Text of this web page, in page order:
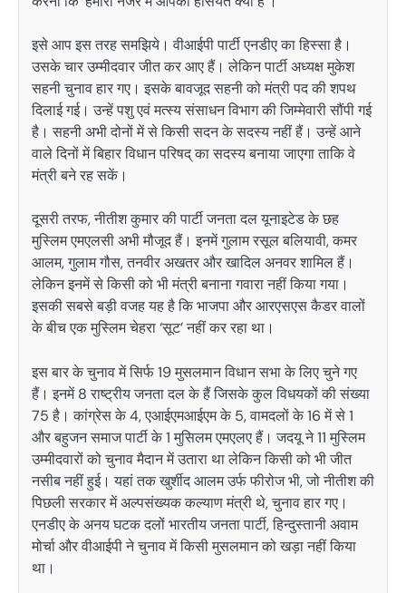
इसे आप इस तरह समझिये। वीआईपी पार्टी एनडीए का हिस्सा है।
उसके चार उम्मीदवार जीत कर आए हैं। लेकिन पार्टी अध्यक्ष मुकेश
सहनी चुनाव हार गए। इसके बावजूद सहनी को मंत्री पद की शपथ
दिलाई गई। उन्हें पशु एवं मत्स्य संसाधन विभाग की जिम्मेवारी सौंपी गई
है। सहनी अभी दोनों में से किसी सदन के सदस्य नहीं हैं। उन्हें आने
वाले दिनों में बिहार विधान परिषद् का सदस्य बनाया जाएगा ताकि वे
मंत्री बने रह सकें।
दूसरी तरफ, नीतीश कुमार की पार्टी जनता दल यूनाइटेड के छह
मुस्लिम एमएलसी अभी मौजूद हैं। इनमें गुलाम रसूल बलियावी, कमर
आलम, गुलाम गौस, तनवीर अखतर और खादिल अनवर शामिल हैं।
लेकिन इनमें से किसी को भी मंत्री बनाना गवारा नहीं किया गया।
इसकी सबसे बड़ी वजह यह है कि भाजपा और आरएसएस कैडर वालों
के बीच एक मुस्लिम चेहरा ‘सूट’ नहीं कर रहा था।
इस बार के चुनाव में सिर्फ 19 मुसलमान विधान सभा के लिए चुने गए
हैं। इनमें 8 राष्ट्रीय जनता दल के हैं जिसके कुल विधयकों की संख्या
75 है। कांग्रेस के 4, एआईएमआईएम के 5, वामदलों के 16 में से 1
और बहुजन समाज पार्टी के 1 मुसिलम एमएलए हैं। जदयू ने 11 मुस्लिम
उम्मीदवारों को चुनाव मैदान में उतारा था लेकिन किसी को भी जीत
नसीब नहीं हुई। यहां तक खुर्शीद आलम उर्फ फीरोज भी, जो नीतीश की
पिछली सरकार में अल्पसंख्यक कल्याण मंत्री थे, चुनाव हार गए।
एनडीए के अनय घटक दलों भारतीय जनता पार्टी, हिन्दुस्तानी अवाम
मोर्चा और वीआईपी ने चुनाव में किसी मुसलमान को खड़ा नहीं किया
था।